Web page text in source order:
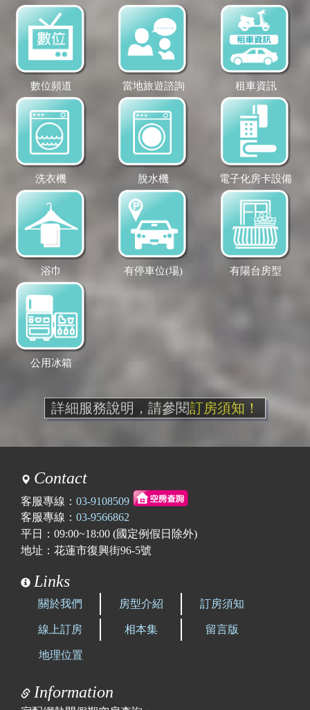
數位頻道 當地旅遊諮詢 租車資訊
洗衣機 脫水機 電子化房卡設備
浴巾 有停車位(場) 有陽台房型
公用冰箱
詳細服務說明，請參閱訂房須知！
Contact
客服專線： 03-9108509
客服專線： 03-9566862
平日：09:00~18:00 (國定例假日除外)
地址：花蓮市復興街96-5號
Links
關於我們 房型介紹 訂房須知
線上訂房 相本集 留言版
地理位置
Information